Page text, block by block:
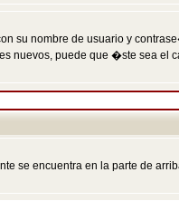
su nombre de usuario y
nuevos, puede que �ste sea el
se encuentra en la parte de